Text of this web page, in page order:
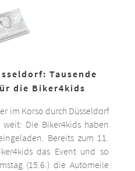
Tausende
die Biker4kids
im Korso durch Düsseldorf
Die Biker4kids haben
Bereits zum 11.
das Event und so
(15.6.) die Automeile